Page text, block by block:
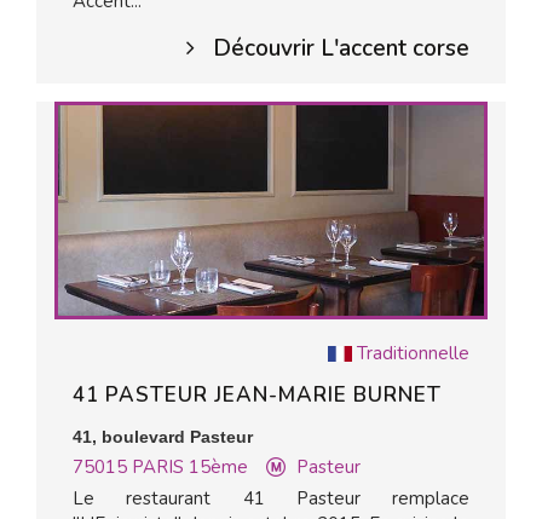
Découvrir L'accent corse
Traditionnelle
41 PASTEUR JEAN-MARIE BURNET
41, boulevard Pasteur
75015 PARIS 15ème
Pasteur
Le restaurant 41 Pasteur remplace